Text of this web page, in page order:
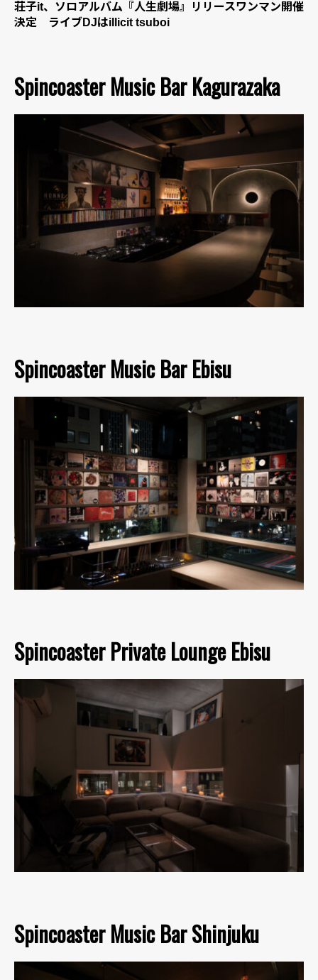
荘子it、ソロアルバム『人生劇場』リリースワンマン開催
決定 ライブDJはillicit tsuboi
Spincoaster Music Bar Kagurazaka
Spincoaster Music Bar Ebisu
Spincoaster Private Lounge Ebisu
Spincoaster Music Bar Shinjuku